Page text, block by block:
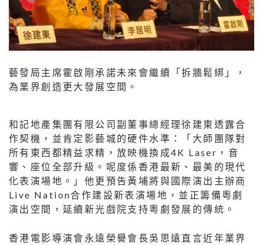
藝發局主席霍啟剛承諾未來會繼續「拆牆鬆綁」，
為業界創造更大發展空間。
和記地產集團有限公司副董事總經理徐建東透露合
作契機，並肯定影藝城的硬件水準：「大師團隊對
所有東西都精益求精，放映機換成4K Laser，音
響、座位全部升級。呢度係香港最新、最美的現代
化表演場地。」他更預告黃埔將與國際演出主辦商
Live Nation合作建設新表演場地，並正籌備粵劇
演出空間，延續新光戲院支持粵劇發展的傳統。
香港電影導演會永遠榮譽會長吳思遠直言近年業界